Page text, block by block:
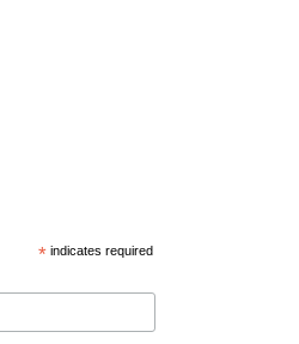
*indicates required